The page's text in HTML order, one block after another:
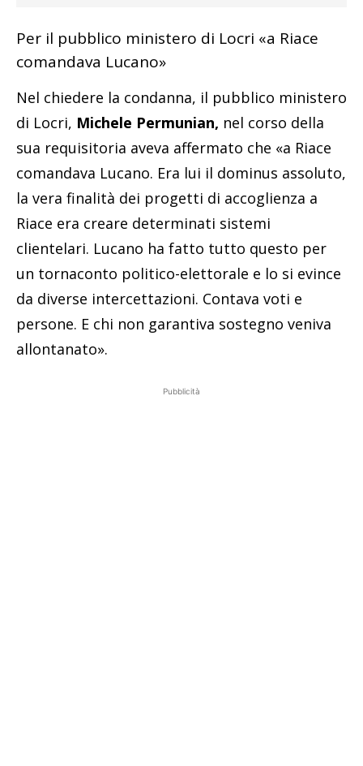
Per il pubblico ministero di Locri «a Riace
comandava Lucano»
Nel chiedere la condanna, il pubblico ministero
di Locri, Michele Permunian, nel corso della
sua requisitoria aveva affermato che «a Riace
comandava Lucano. Era lui il dominus assoluto,
la vera finalità dei progetti di accoglienza a
Riace era creare determinati sistemi
clientelari. Lucano ha fatto tutto questo per
un tornaconto politico-elettorale e lo si evince
da diverse intercettazioni. Contava voti e
persone. E chi non garantiva sostegno veniva
allontanato».
Pubblicità